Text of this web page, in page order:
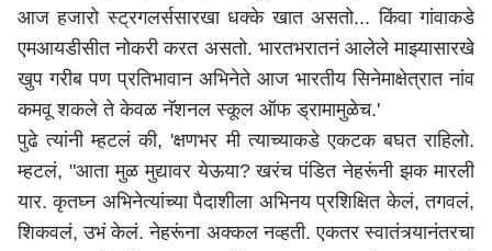
आज हजारो स्ट्रगलर्ससारखा धक्के खात असतो... किंवा गांवाकडे
एमआयडीसीत नोकरी करत असतो. भारतभरातनं आलेले माझ्यासारखे
खुप गरीब पण प्रतिभावान अभिनेते आज भारतीय सिनेमाक्षेत्रात नांव
कमवू शकले ते केवळ नॅशनल स्कूल ऑफ ड्रामामुळेच.'
पुढे त्यांनी म्हटलं की, 'क्षणभर मी त्याच्याकडे एकटक बघत राहिलो.
म्हटलं, "आता मुळ मुद्यावर येऊया? खरंच पंडित नेहरूंनी झक मारली
यार. कृतघ्न अभिनेत्यांच्या पैदाशीला अभिनय प्रशिक्षित केलं, तगवलं,
शिकवलं, उभं केलं. नेहरूंना अक्कल नव्हती. एकतर स्वातंत्र्यानंतरचा